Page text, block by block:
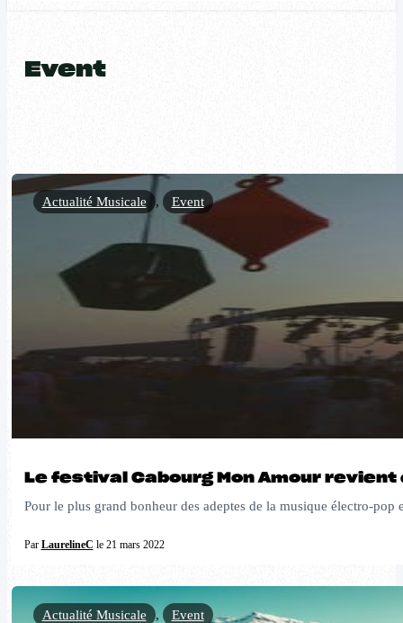
Event
Le festival Cabourg Mon Amour
Pour le plus grand bonheur des adeptes de la musique électro-
Par LaurelineC le 21 mars 2022
Actualité Musicale , Event
Actualité Musicale , Event